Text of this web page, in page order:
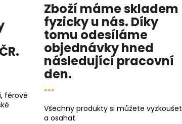
férové
Zboží máme skladem
fyzicky u nás. Díky
tomu odesíláme
objednávky hned
následující pracovní
den.
...
Všechny produkty si můžete vyzkoušet
a osahat.